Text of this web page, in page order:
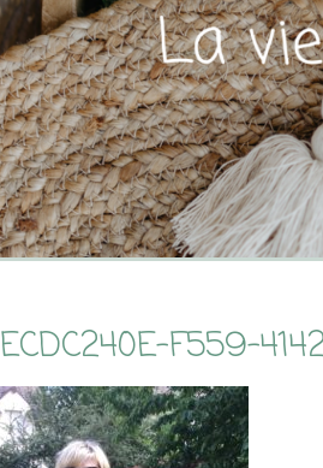
ECDC240E-F559-